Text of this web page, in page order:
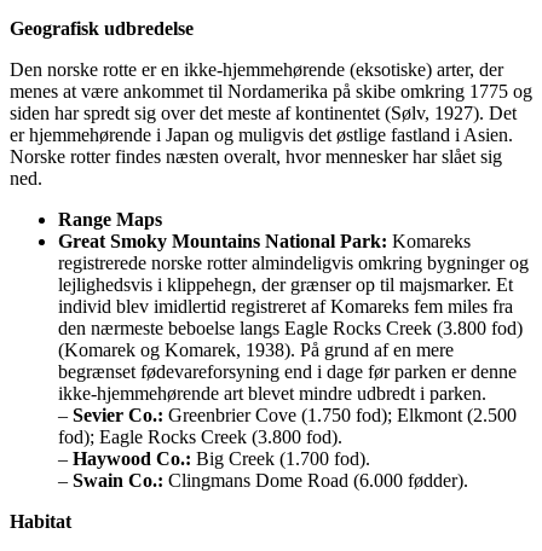
Geografisk udbredelse
Den norske rotte er en ikke-hjemmehørende (eksotiske) arter, der
menes at være ankommet til Nordamerika på skibe omkring 1775 og
siden har spredt sig over det meste af kontinentet (Sølv, 1927). Det
er hjemmehørende i Japan og muligvis det østlige fastland i Asien.
Norske rotter findes næsten overalt, hvor mennesker har slået sig
ned.
Range Maps
Great Smoky Mountains National Park: Komareks
registrerede norske rotter almindeligvis omkring bygninger og
lejlighedsvis i klippehegn, der grænser op til majsmarker. Et
individ blev imidlertid registreret af Komareks fem miles fra
den nærmeste beboelse langs Eagle Rocks Creek (3.800 fod)
(Komarek og Komarek, 1938). På grund af en mere
begrænset fødevareforsyning end i dage før parken er denne
ikke-hjemmehørende art blevet mindre udbredt i parken.
– Sevier Co.: Greenbrier Cove (1.750 fod); Elkmont (2.500
fod); Eagle Rocks Creek (3.800 fod).
– Haywood Co.: Big Creek (1.700 fod).
– Swain Co.: Clingmans Dome Road (6.000 fødder).
Habitat